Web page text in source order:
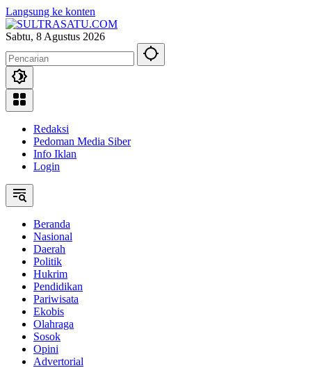
Langsung ke konten
Sabtu, 8 Agustus 2026
Redaksi
Pedoman Media Siber
Info Iklan
Login
Beranda
Nasional
Daerah
Politik
Hukrim
Pendidikan
Pariwisata
Ekobis
Olahraga
Sosok
Opini
Advertorial